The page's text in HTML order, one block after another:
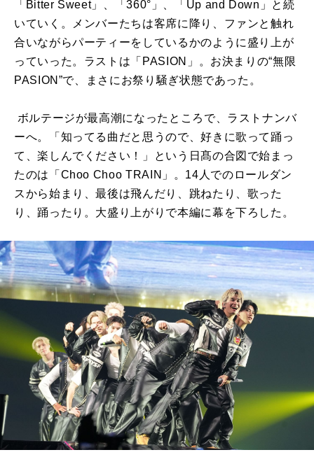
「 Bitter Sweet」、「360° 」、「 Up and Down 」と続
いていく。メンバーたちは客席に降り、ファンと触れ
合いながらパーティーをしているかのように盛り上が
っていった。ラストは「 PASION 」。お決まりの“無限
PASION”で、まさにお祭り騒ぎ状態であった。
ボルテージが最高潮になったところで、ラストナンバ
ーへ。「知ってる曲だと思うので、好きに歌って踊っ
て、楽しんでください！」という日髙の合図で始まっ
たのは「 Choo Choo TRAIN 」。 14 人でのロールダン
スから始まり、最後は飛んだり、跳ねたり、歌った
り、踊ったり。大盛り上がりで本編に幕を下ろした。